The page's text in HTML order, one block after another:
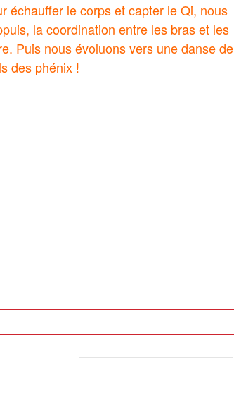
échauffer le corps et capter le Qi, nous
la coordination entre les bras et les
Puis nous évoluons vers une danse de
des phénix !